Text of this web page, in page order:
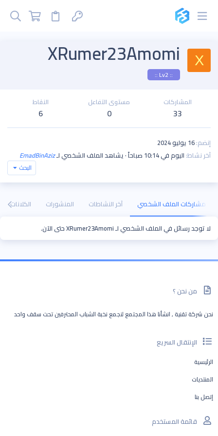
X
XRumer23Amomi
:: Lv2 ::
المشاركات
33
مستوى التفاعل
0
النقاط
6
إنضم 16 يوليو 2024
آخر نشاط اليوم في 10:14 صباحاً ·يشاهد الملف الشخصي لـEmadBinAziz
البحث
مشاركات الملف الشخصي آخر النشاطات المنشورات الكلانات
لا توجد رسائل في الملف الشخصي لـ XRumer23Amomi حتى الآن.
من نحن ؟
نحن شركة تقنية , انشأنا هذا المجتمع لنجمع نخبة الشباب المحترفين تحت سقف واحد
الإنتقال السريع
الرئيسية
المنتديات
إتصل بنا
قائمة المستخدم